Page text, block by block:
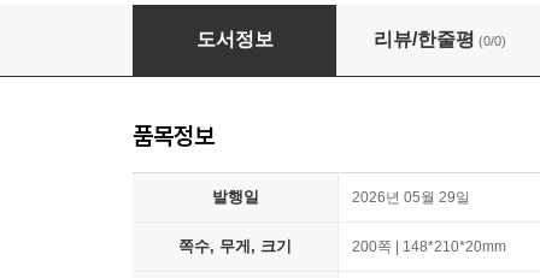
월 천만 원 버는 보험 영업의 비밀
도서정보 리뷰/한줄평 (0/0)
품목정보
발행일 2026년 05월 29일
쪽수, 무게, 크기 200쪽 | 148*210*20mm